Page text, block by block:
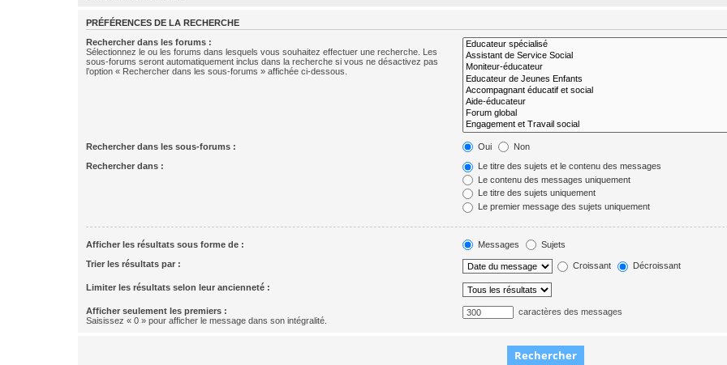
PRÉFÉRENCES DE LA RECHERCHE
Rechercher dans les forums :
Sélectionnez le ou les forums dans lesquels vous souhaitez effectuer une recherche. Les
sous-forums seront automatiquement inclus dans la recherche si vous ne désactivez pas
l’option « Rechercher dans les sous-forums » affichée ci-dessous.
Rechercher dans les sous-forums : Oui Non
Rechercher dans :
Le titre des sujets et le contenu des messages
Le contenu des messages uniquement
Le titre des sujets uniquement
Le premier message des sujets uniquement
Afficher les résultats sous forme de : Messages Sujets
Trier les résultats par : Croissant Décroissant
Limiter les résultats selon leur ancienneté :
Afficher seulement les premiers :
Saisissez « 0 » pour afficher le message dans son intégralité.
caractères des messages